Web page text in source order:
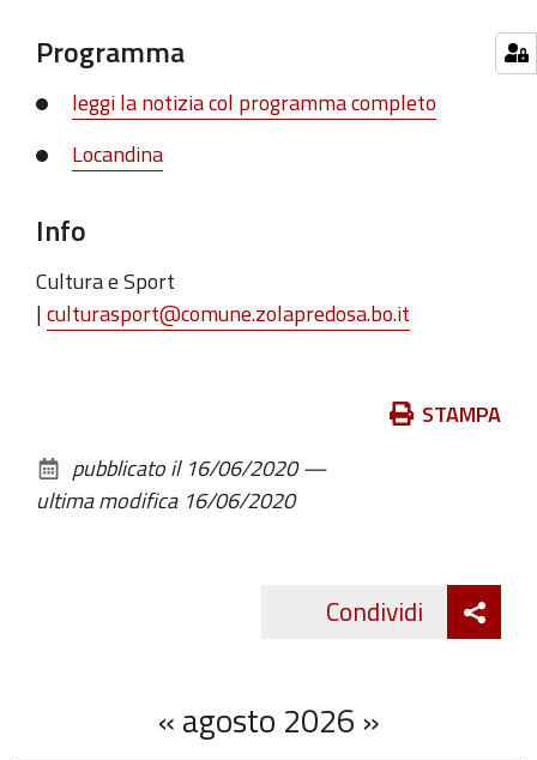
19
Programma
leggi la notizia col programma completo
Locandina
Info
Cultura e Sport
|culturasport@comune.zolapredosa.bo.it
documento
STAMPA
pubblicato il 16/06/2020—
ultima modifica 16/06/2020
Condividi
«agosto 2026 »